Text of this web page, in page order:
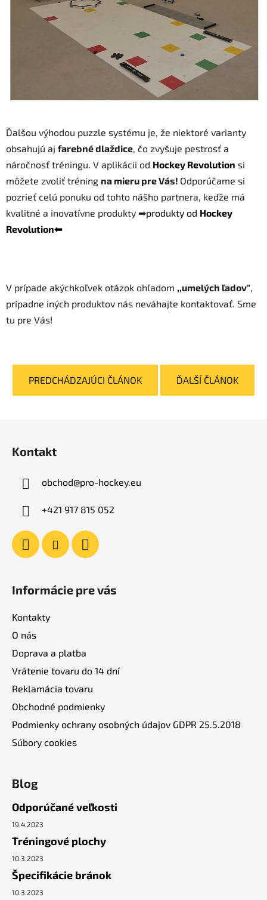
Ďalšou výhodou puzzle systému je, že niektoré varianty
obsahujú aj farebné dlaždice, čo zvyšuje pestrosť a
náročnosť tréningu. V aplikácii od Hockey Revolution si
môžete zvoliť tréning na mieru pre Vás! Odporúčame si
pozrieť celú ponuku od tohto nášho partnera, keďže má
kvalitné a inovatívne produkty ➡produkty od Hockey
Revolution⬅
V prípade akýchkoľvek otázok ohľadom ,,umelých ľadov",
prípadne iných produktov nás neváhajte kontaktovať. Sme
tu pre Vás!
PREDCHÁDZAJÚCI ČLÁNOK ĎALŠÍ ČLÁNOK
Kontakt
obchod@pro-hockey.eu
+421 917 815 052
Informácie pre vás
Kontakty
O nás
Doprava a platba
Vrátenie tovaru do 14 dní
Reklamácia tovaru
Obchodné podmienky
Podmienky ochrany osobných údajov GDPR 25.5.2018
Súbory cookies
Blog
Odporúčané veľkosti
19.4.2023
Tréningové plochy
10.3.2023
Špecifikácie bránok
10.3.2023